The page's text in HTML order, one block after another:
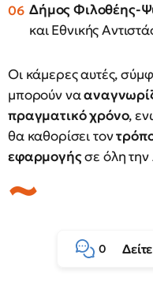
Δήμος Φιλοθέης-
και Εθνικής
Οι κάμερες αυτές,
μπορούν να
πραγματικό χρόνο,
θα καθορίσει τον
εφαρμογήςσε όλη την
0